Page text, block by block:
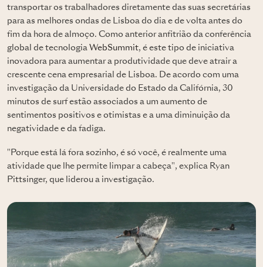
transportar os trabalhadores diretamente das suas secretárias
para as melhores ondas de Lisboa do dia e de volta antes do
fim da hora de almoço. Como anterior anfitrião da conferência
global de tecnologia WebSummit, é este tipo de iniciativa
inovadora para aumentar a produtividade que deve atrair a
crescente cena empresarial de Lisboa. De acordo com uma
investigação da Universidade do Estado da Califórnia, 30
minutos de surf estão associados a um aumento de
sentimentos positivos e otimistas e a uma diminuição da
negatividade e da fadiga.
"Porque está lá fora sozinho, é só você, é realmente uma
atividade que lhe permite limpar a cabeça", explica Ryan
Pittsinger, que liderou a investigação.